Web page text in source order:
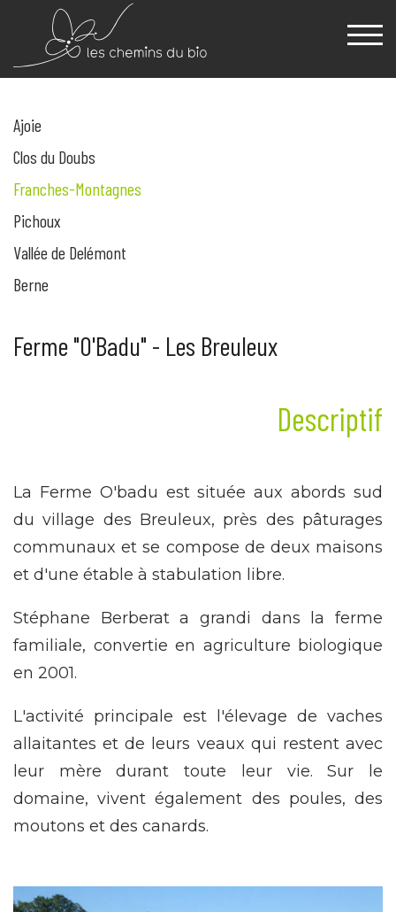
Ajoie
Clos du Doubs
Franches-Montagnes
Pichoux
Vallée de Delémont
Berne
Ferme "O'Badu" - Les Breuleux
Descriptif
La Ferme O'badu est située aux abords sud
du village des Breuleux, près des pâturages
communaux et se compose de deux maisons
et d'une étable à stabulation libre.
Stéphane Berberat a grandi dans la ferme
familiale, convertie en agriculture biologique
en 2001.
L'activité principale est l'élevage de vaches
allaitantes et de leurs veaux qui restent avec
leur mère durant toute leur vie. Sur le
domaine, vivent également des poules, des
moutons et des canards.